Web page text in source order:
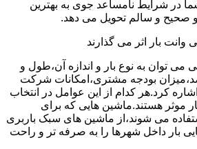
در شرایط نامساعد جوی به بهترین
و سالم تحویل می دهد.
وانت بار اثر می گذارند
می توان به نوع بار و اندازه آن،طول و
بودجه مشتری،امکانات شرکت
کرد.هر کدام از این عوامل در انتخاب
موثر هستند.ماشین هایی که برای
می شوند،از ماشین های سبک باربری
بار داخل شهرها را به صرفه تر و راحت